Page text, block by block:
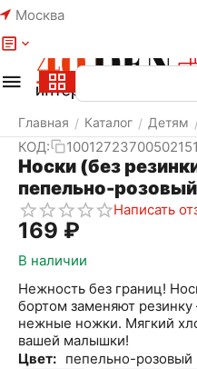
Москва
Главная / Каталог / Детям
КОД:
Носки (без
пепельно-розовый
Написать
‍169‍ ₽
В наличии
Нежность без границ!
бортом заменяют
нежные ножки. Мягкий
вашей малышки!
Цвет: пепельно-розовый
Меню